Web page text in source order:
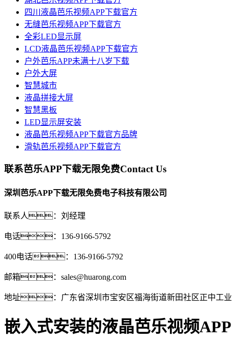
四川液晶芭乐视频APP下载官方
无缝芭乐视频APP下载官方
全彩LED显示屏
LCD液晶芭乐视频APP下载官方
户外芭乐APP未满十八岁下载
户外大屏
智慧城市
液晶拼接大屏
智慧黑板
LED显示屏安装
液晶芭乐视频APP下载官方品牌
滑轨芭乐视频APP下载官方
联系芭乐APP下载无限免费Contact Us
深圳芭乐APP下载无限免费电子科技有限公司
联系人：刘经理
电话：136-9166-5792
400电话：136-9166-5792
邮箱：sales@huarong.com
地址：广东省深圳市宝安区福海街道新田社区正中工业
嵌入式安装的液晶芭乐视频